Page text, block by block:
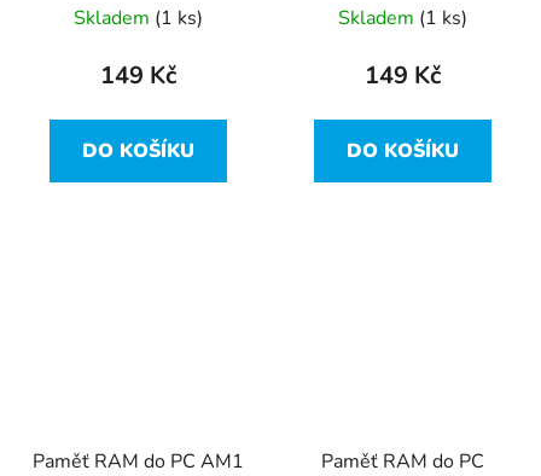
Skladem (1 ks)
149 Kč
DO KOŠÍKU
Skladem (1 ks)
149 Kč
DO KOŠÍKU
Paměť RAM do PC AM1
Paměť RAM do PC